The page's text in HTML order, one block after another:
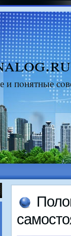
и пοнятные